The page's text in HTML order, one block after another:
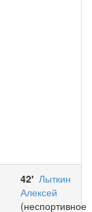
42′ Лыткин
Алексей
(неспортивное